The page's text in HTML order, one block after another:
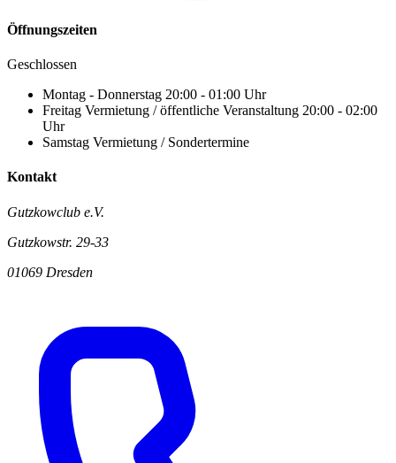
Öffnungszeiten
Geschlossen
Montag - Donnerstag 20:00 - 01:00 Uhr
Freitag Vermietung / öffentliche Veranstaltung 20:00 - 02:00
Uhr
Samstag Vermietung / Sondertermine
Kontakt
Gutzkowclub e.V.
Gutzkowstr. 29-33
01069 Dresden